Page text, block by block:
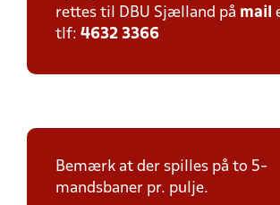
rettes til DBU Sjælland på mail
tlf: 4632 3366
Bemærk at der spilles på to 5-
mandsbaner pr. pulje.